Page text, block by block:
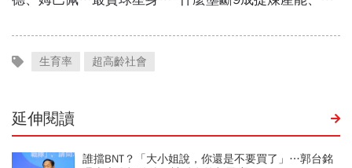
生育率 超高齡社會
延伸閱讀
誰擋BNT？「大小姐說，你還是不要買了」…郭台銘